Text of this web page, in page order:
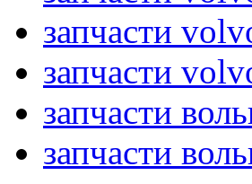
запчасти
запчасти
запчасти
запчасти